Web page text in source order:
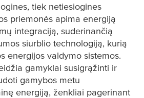
tiek netiesiogines
priemonės apima energiją
integraciją, suderinančią
siurblio technologiją, kurią
energijos valdymo sistemos.
gamyklai susigrąžinti ir
gamybos metu
energiją, ženkliai pagerinant